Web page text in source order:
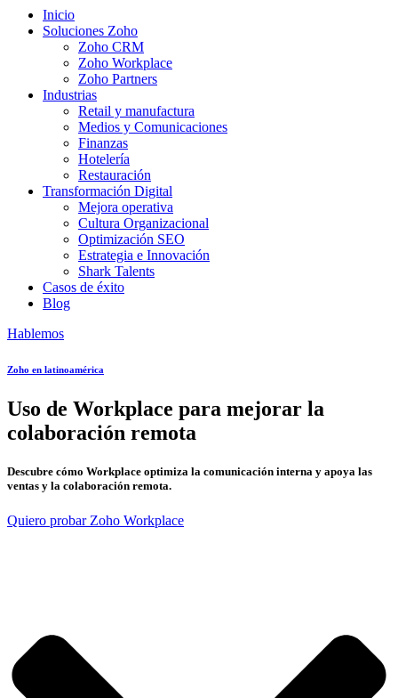
Inicio
Soluciones Zoho
Zoho CRM
Zoho Workplace
Zoho Partners
Industrias
Retail y manufactura
Medios y Comunicaciones
Finanzas
Hotelería
Restauración
Transformación Digital
Mejora operativa
Cultura Organizacional
Optimización SEO
Estrategia e Innovación
Shark Talents
Casos de éxito
Blog
Hablemos
Zoho en latinoamérica
Uso de Workplace para mejorar la
colaboración remota
Descubre cómo Workplace optimiza la comunicación interna y apoya las
ventas y la colaboración remota.
Quiero probar Zoho Workplace